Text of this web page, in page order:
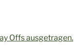
Offs ausgetragen.